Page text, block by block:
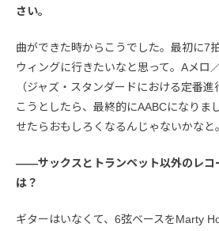
さい。
曲ができた時からこうでした。最初に7
ウィングに行きたいなと思って。Aメロ
（ジャズ・スタンダードにおける定番
こうとしたら、最終的にAABCになりま
せたらおもしろくなるんじゃないかなと。
――サックスとトランペット以外のレコ
は？
ギターはいなくて、6弦ベースをMarty